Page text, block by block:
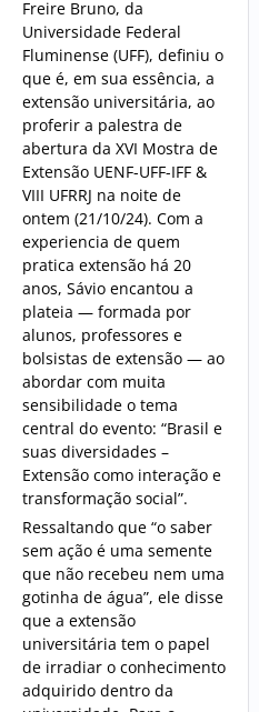
Freire Bruno, da
Universidade Federal
Fluminense (UFF), definiu o
que é, em sua essência, a
extensão universitária, ao
proferir a palestra de
abertura da XVI Mostra de
Extensão UENF-UFF-IFF &
VIII UFRRJ na noite de
ontem (21/10/24). Com a
experiencia de quem
pratica extensão há 20
anos, Sávio encantou a
plateia — formada por
alunos, professores e
bolsistas de extensão — ao
abordar com muita
sensibilidade o tema
central do evento: “Brasil e
suas diversidades –
Extensão como interação e
transformação social”.
Ressaltando que “o saber
sem ação é uma semente
que não recebeu nem uma
gotinha de água”, ele disse
que a extensão
universitária tem o papel
de irradiar o conhecimento
adquirido dentro da